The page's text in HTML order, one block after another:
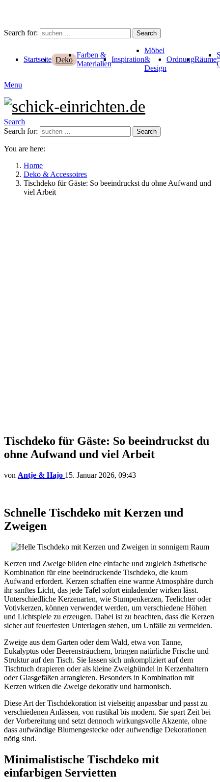
Search for: Search
Startseite Deko
Farben &
Materialien
Inspiration
Möbel
&
Design
OrdnungRäume
Menu
Search
Search for:
Search
You are here:
Home
Deko & Accessoires
Tischdeko für Gäste: So beeindruckst du ohne Aufwand und
viel Arbeit
Tischdeko für Gäste: So beeindruckst du
ohne Aufwand und viel Arbeit
von Antje & Hajo 15. Januar 2026, 09:43
Schnelle Tischdeko mit Kerzen und
Zweigen
Kerzen und Zweige bilden eine einfache und zugleich ästhetische
Kombination für eine beeindruckende Tischdeko, die kaum
Aufwand erfordert. Kerzen schaffen eine warme Atmosphäre durch
ihr sanftes Licht, das jede Tafel sofort einladender wirken lässt.
Unterschiedliche Kerzenarten, wie Stumpenkerzen, Teelichter oder
Votivkerzen, können verwendet werden, um verschiedene Höhen
und Lichtspiele zu erzeugen. Dabei ist zu beachten, dass die Kerzen
sicher auf feuerfesten Unterlagen stehen, um Unfälle zu vermeiden.
Zweige aus dem Garten oder dem Wald, etwa von Tanne,
Eukalyptus oder Beerensträuchern, bringen natürliche Frische und
Struktur auf den Tisch. Sie lassen sich unkompliziert auf dem
Tischtuch drapieren oder als kleine Zweigbündel in Kerzenhaltern
oder Glasgefäßen arrangieren. Besonders in Kombination mit
Kerzen wirken die Zweige dekorativ und harmonisch.
Diese Art der Tischdekoration ist vielseitig anpassbar und passt zu
verschiedenen Anlässen, von rustikal bis modern. Sie spart Zeit bei
der Vorbereitung und setzt dennoch wirkungsvolle Akzente, ohne
dass aufwändige Blumengestecke oder aufwendige Dekorationen
nötig sind.
Minimalistische Tischdeko mit
einfarbigen Servietten